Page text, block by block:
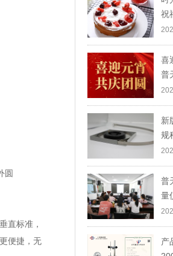
圆
直标准，
便捷，无
祝
刘
喜
普
利
新
规
些
普
量
产